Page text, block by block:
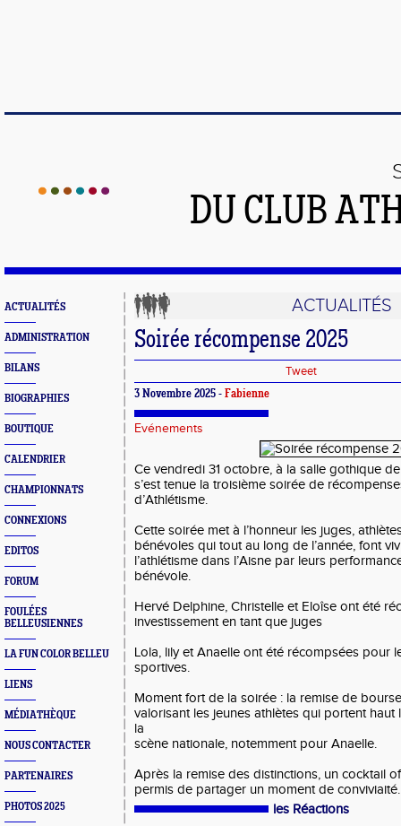
DU CLUB
ACTUALITÉS
ADMINISTRATION
BILANS
BIOGRAPHIES
BOUTIQUE
CALENDRIER
CHAMPIONNATS
CONNEXIONS
EDITOS
FORUM
FOULÉES
BELLEUSIENNES
LA FUN COLOR BELLEU
LIENS
MÉDIATHÈQUE
NOUS CONTACTER
PARTENAIRES
PHOTOS 2025
ACTUALITÉS
Soirée récompense 2025
Tweet
3 Novembre 2025 - Fabienne
Evénements
Ce vendredi 31 octobre, à la salle gothique
s’est tenue la troisième soirée de
d’Athlétisme.
Cette soirée met à l’honneur les juges,
bénévoles qui tout au long de l’année, font
l’athlétisme dans l’Aisne par leurs
bénévole.
Hervé Delphine, Christelle et Eloîse ont été
investissement en tant que juges
Lola, lily et Anaelle ont été récompsées pour
sportives.
Moment fort de la soirée : la remise de
valorisant les jeunes athlètes qui portent haut
la
scène nationale, notemment pour Anaelle.
Après la remise des distinctions, un cocktail
permis de partager un moment de conviviaité.
les Réactions